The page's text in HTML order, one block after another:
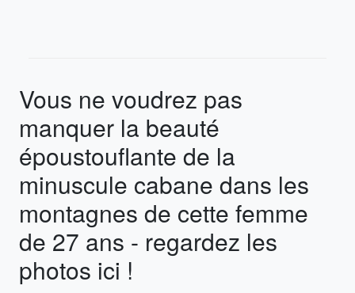
Vous ne voudrez pas
manquer la beauté
époustouflante de la
minuscule cabane dans les
montagnes de cette femme
de 27 ans - regardez les
photos ici !